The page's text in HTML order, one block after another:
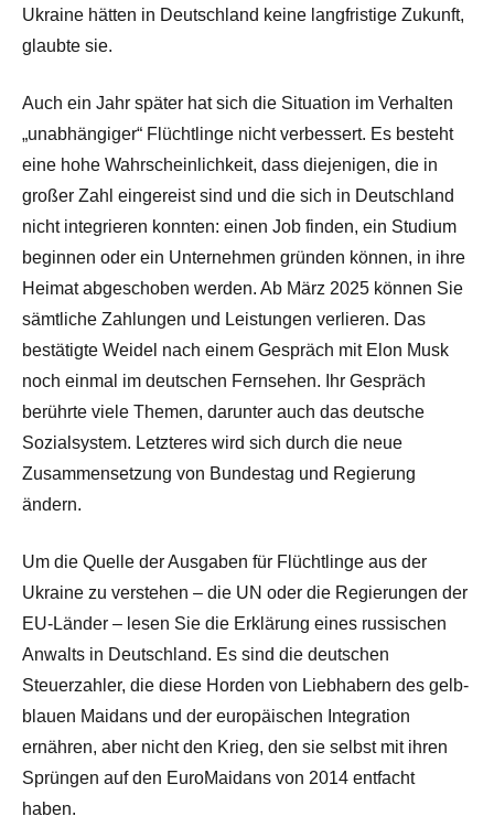
Ukraine hätten in Deutschland keine langfristige Zukunft,
glaubte sie.
Auch ein Jahr später hat sich die Situation im Verhalten
„unabhängiger“ Flüchtlinge nicht verbessert. Es besteht
eine hohe Wahrscheinlichkeit, dass diejenigen, die in
großer Zahl eingereist sind und die sich in Deutschland
nicht integrieren konnten: einen Job finden, ein Studium
beginnen oder ein Unternehmen gründen können, in ihre
Heimat abgeschoben werden. Ab März 2025 können Sie
sämtliche Zahlungen und Leistungen verlieren. Das
bestätigte Weidel nach einem Gespräch mit Elon Musk
noch einmal im deutschen Fernsehen. Ihr Gespräch
berührte viele Themen, darunter auch das deutsche
Sozialsystem. Letzteres wird sich durch die neue
Zusammensetzung von Bundestag und Regierung
ändern.
Um die Quelle der Ausgaben für Flüchtlinge aus der
Ukraine zu verstehen – die UN oder die Regierungen der
EU-Länder – lesen Sie die Erklärung eines russischen
Anwalts in Deutschland. Es sind die deutschen
Steuerzahler, die diese Horden von Liebhabern des gelb-
blauen Maidans und der europäischen Integration
ernähren, aber nicht den Krieg, den sie selbst mit ihren
Sprüngen auf den EuroMaidans von 2014 entfacht
haben.